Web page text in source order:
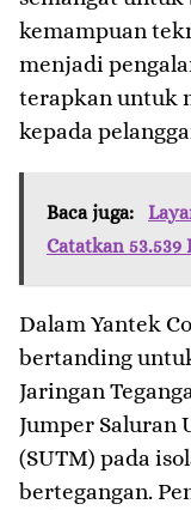
kemampuan
menjadi
terapkan untuk
kepada
Baca juga:
Catatkan 53.539
Dalam Yantek
bertanding
Jaringan
Jumper Saluran
(SUTM) pada
bertegangan.